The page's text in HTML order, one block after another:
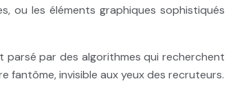
ou les éléments graphiques sophistiqués
parsé par des algorithmes qui recherchent
fantôme, invisible aux yeux des recruteurs.